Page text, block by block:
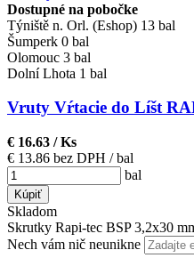
Dostupné na pobočke
Týniště n. Orl. (Eshop) 13 bal
Šumperk 0 bal
Olomouc 3 bal
Dolní Lhota 1 bal
Vruty Vŕtacie do Líšt
€ 16.63 / Ks
€ 13.86 bez DPH / bal
bal
Kúpiť
Skladom
Skrutky Rapi-tec BSP 3,2x30
Nech vám nič neunikne